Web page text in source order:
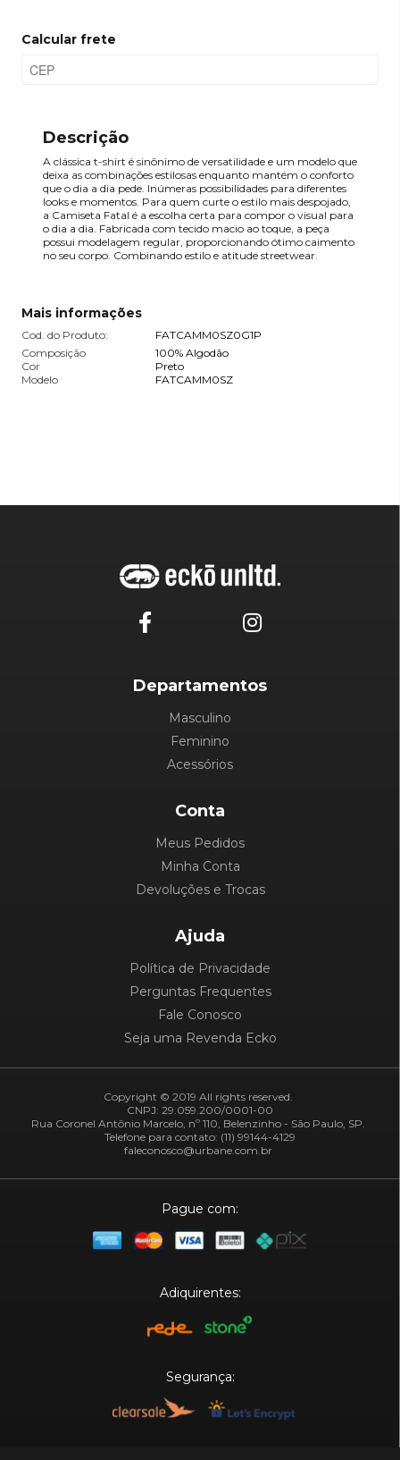
Calcular frete
Descrição
A clássica t-shirt é sinônimo de versatilidade e um modelo que
deixa as combinações estilosas enquanto mantém o conforto
que o dia a dia pede. Inúmeras possibilidades para diferentes
looks e momentos. Para quem curte o estilo mais despojado,
a Camiseta Fatal é a escolha certa para compor o visual para
o dia a dia. Fabricada com tecido macio ao toque, a peça
possui modelagem regular, proporcionando ótimo caimento
no seu corpo. Combinando estilo e atitude streetwear.
Mais informações
Cod. do Produto:
FATCAMM0SZ0G1P
Composição
100% Algodão
Cor
Preto
Modelo
FATCAMM0SZ
Departamentos
Masculino
Feminino
Acessórios
Conta
Meus Pedidos
Minha Conta
Devoluções e Trocas
Ajuda
Política de Privacidade
Perguntas Frequentes
Fale Conosco
Seja uma Revenda Ecko
Copyright © 2019 All rights reserved.
CNPJ: 29.059.200/0001-00
Rua Coronel Antônio Marcelo, nº 110, Belenzinho - São Paulo, SP.
Telefone para contato: (11) 99144-4129
faleconosco@urbane.com.br
Pague com:
Adiquirentes:
Segurança: